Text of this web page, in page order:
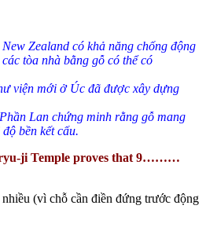
Zealand có khả năng chống động
tòa nhà bằng gỗ có thể có
viện mới ở Úc đã được xây dựng
Lan chứng minh rằng gỗ mang
bền kết cấu.
ji Temple proves that 9………
(vì chỗ cần điền đứng trước động